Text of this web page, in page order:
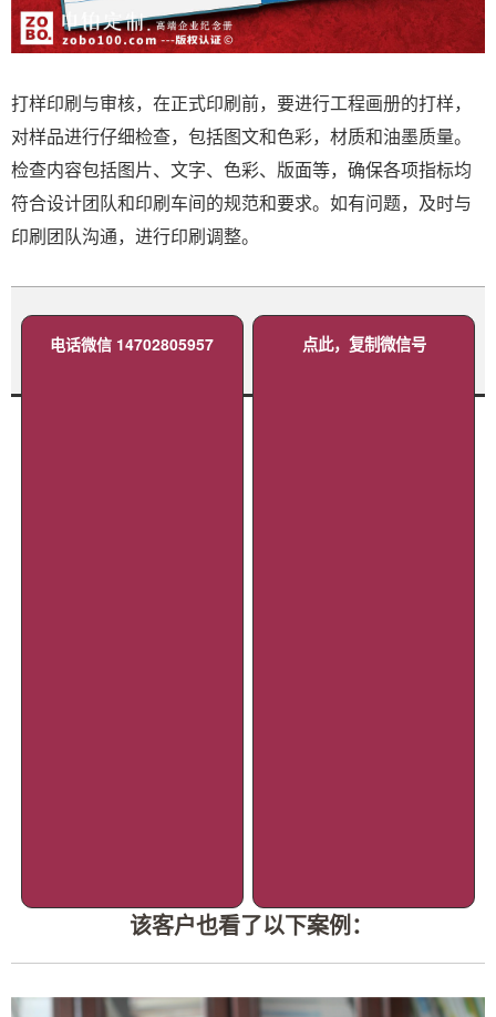
打样印刷与审核，在正式印刷前，要进行工程画册的打样，
对样品进行仔细检查，包括图文和色彩，材质和油墨质量。
检查内容包括图片、文字、色彩、版面等，确保各项指标均
符合设计团队和印刷车间的规范和要求。如有问题，及时与
印刷团队沟通，进行印刷调整。
电话微信 14702805957 点此，复制微信号
该客户也看了以下案例：